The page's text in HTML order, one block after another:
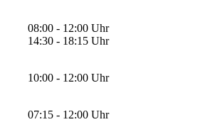
08:00 - 12:00 Uhr
14:30 - 18:15 Uhr
10:00 - 12:00 Uhr
07:15 - 12:00 Uhr